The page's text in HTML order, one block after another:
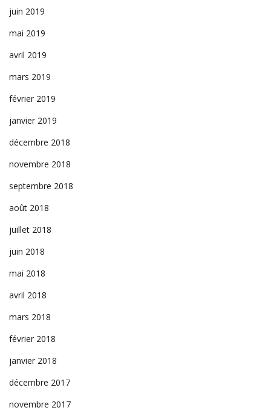
juin 2019
mai 2019
avril 2019
mars 2019
février 2019
janvier 2019
décembre 2018
novembre 2018
septembre 2018
août 2018
juillet 2018
juin 2018
mai 2018
avril 2018
mars 2018
février 2018
janvier 2018
décembre 2017
novembre 2017